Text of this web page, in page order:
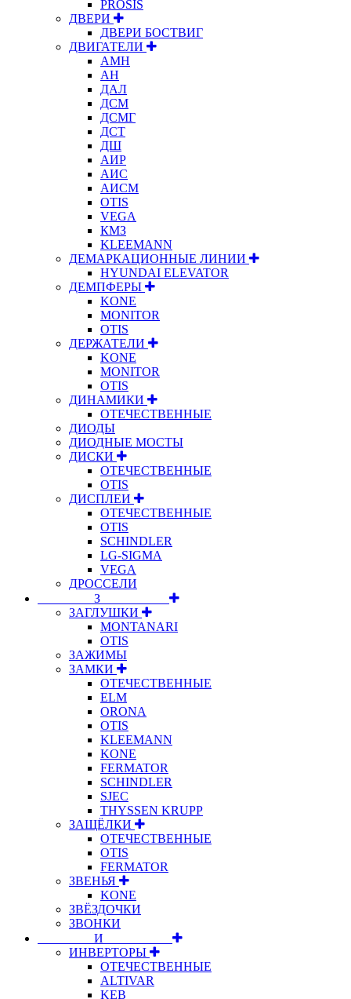
PROSIS
ДВЕРИ
ДВЕРИ БОСТВИГ
ДВИГАТЕЛИ
АМН
АН
ДАЛ
ДСМ
ДСМГ
ДСТ
ДШ
АИР
АИС
АИСМ
OTIS
VEGA
КМЗ
KLEEMANN
ДЕМАРКАЦИОННЫЕ ЛИНИИ
HYUNDAI ELEVATOR
ДЕМПФЕРЫ
KONE
MONITOR
OTIS
ДЕРЖАТЕЛИ
KONE
MONITOR
OTIS
ДИНАМИКИ
ОТЕЧЕСТВЕННЫЕ
ДИОДЫ
ДИОДНЫЕ МОСТЫ
ДИСКИ
ОТЕЧЕСТВЕННЫЕ
OTIS
ДИСПЛЕИ
ОТЕЧЕСТВЕННЫЕ
OTIS
SCHINDLER
LG-SIGMA
VEGA
ДРОССЕЛИ
⠀⠀⠀⠀⠀⠀З⠀⠀⠀⠀⠀⠀⠀
ЗАГЛУШКИ
MONTANARI
OTIS
ЗАЖИМЫ
ЗАМКИ
ОТЕЧЕСТВЕННЫЕ
ELM
ORONA
OTIS
KLEEMANN
KONE
FERMATOR
SCHINDLER
SJEC
THYSSEN KRUPP
ЗАЩЁЛКИ
ОТЕЧЕСТВЕННЫЕ
OTIS
FERMATOR
ЗВЕНЬЯ
KONE
ЗВЁЗДОЧКИ
ЗВОНКИ
⠀⠀⠀⠀⠀⠀И⠀⠀⠀⠀⠀⠀⠀
ИНВЕРТОРЫ
ОТЕЧЕСТВЕННЫЕ
ALTIVAR
KEB